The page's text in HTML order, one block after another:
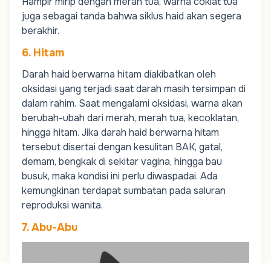
juga sebagai tanda bahwa siklus haid akan segera
berakhir.
6. Hitam
Darah haid berwarna hitam diakibatkan oleh
oksidasi yang terjadi saat darah masih tersimpan di
dalam rahim. Saat mengalami oksidasi, warna akan
berubah-ubah dari merah, merah tua, kecoklatan,
hingga hitam. Jika darah haid berwarna hitam
tersebut disertai dengan kesulitan BAK, gatal,
demam, bengkak di sekitar vagina, hingga bau
busuk, maka kondisi ini perlu diwaspadai. Ada
kemungkinan terdapat sumbatan pada saluran
reproduksi wanita.
7. Abu-Abu